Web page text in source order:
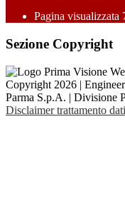
Pagina visualizzata
Sezione Copyright
Copyright 2026 |
Parma S.p.A. | Divisione
Disclaimer trattamento